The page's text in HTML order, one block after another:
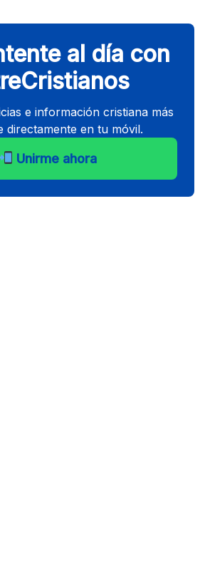
al día con
e información cristiana más
directamente en tu móvil.
Unirme ahora